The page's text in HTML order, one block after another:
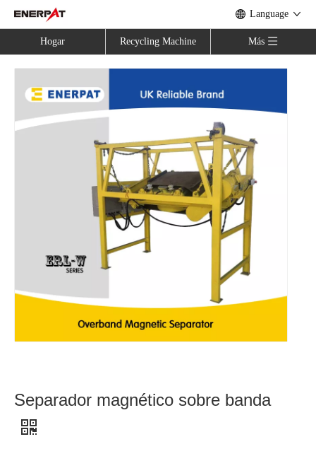
Language
Hogar Recycling Machine Más
Separador magnético sobre banda